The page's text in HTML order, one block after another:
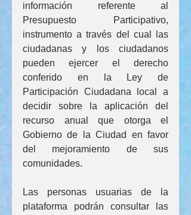
información referente al
Presupuesto Participativo,
instrumento a través del cual las
ciudadanas y los ciudadanos
pueden ejercer el derecho
conferido en la Ley de
Participación Ciudadana local a
decidir sobre la aplicación del
recurso anual que otorga el
Gobierno de la Ciudad en favor
del mejoramiento de sus
comunidades.
Las personas usuarias de la
plataforma podrán consultar las